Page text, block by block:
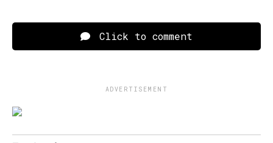
Click to comment
ADVERTISEMENT